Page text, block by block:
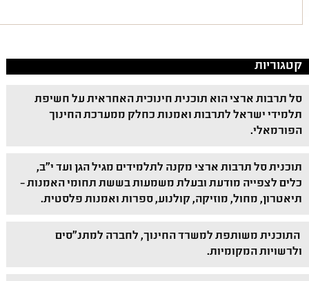
קטגוריות
סל תרבות ארצי הוא תוכנית חינוכית האחראית על חשיפת
תלמידי ישראל לתרבות ואמנות כחלק ממערכת החינוך
הפורמאלי.
תוכנית סל תרבות ארצי מקנה לתלמידים מגיל הגן ועד י"ב,
כלים לצפייה מודעת ובעלת משמעות בששת תחומי האמנות –
תיאטרון, מחול, מוזיקה, קולנוע, ספרות ואמנות פלסטית.
התוכנית משותפת למשרד החינוך, לחברה למתנ"סים
ולרשויות המקומיות.